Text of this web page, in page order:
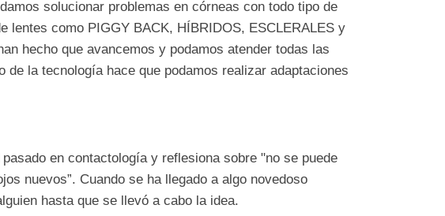
solucionar problemas en córneas con todo tipo de
lentes como PIGGY BACK, HÍBRIDOS, ESCLERALES y
hecho que avancemos y podamos atender todas las
de la tecnología hace que podamos realizar adaptaciones
en contactología y reflesiona sobre "no se puede
nuevos”. Cuando se ha llegado a algo novedoso
hasta que se llevó a cabo la idea.